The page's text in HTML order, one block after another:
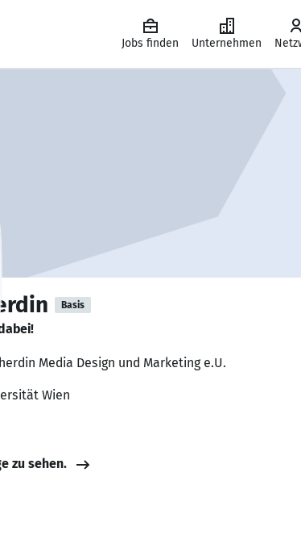
Jobs finden Unternehmen
Basis
Media Design und Marketing e.U.
Wien
zu sehen.